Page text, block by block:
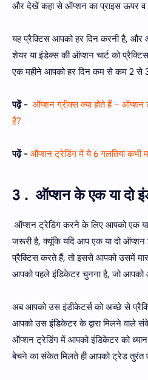
और देखें कहा से ऑप्शन का प्राइस ऊपर व
यह प्रैक्टिस आपको हर दिन करनी है,
शेयर या इंडेक्स की ऑप्शन चार्ट को
एक महीने आपको हर दिन कम से कम 2 से
पढ़ें - ऑप्शन ग्रीक्स क्या होते हैं – ऑप्शन
हैं?
पढ़ें - ऑप्शन ट्रेडिंग में ये 6 गलतियां कभी
3 . ऑप्शन के एक या दो
ऑप्शन ट्रेडिंग करने के लिए आपको एक या
जरूरी है, क्यूंकि यदि आप एक या दो
प्रैक्टिस करते हैं, तो इससे आपको उसमें
आपको पहले इंडिकेटर चुनना है, जो आपको
अब आपको उस इंडीकेटर्स को अच्छे से
आपको उस इंडिकेटर के द्वारा मिलने वाले
ऑप्शन ट्रेडिंग में आपको इंडिकेटर को
बेचने का संकेत मिलते ही आपको ट्रेड तुरंत